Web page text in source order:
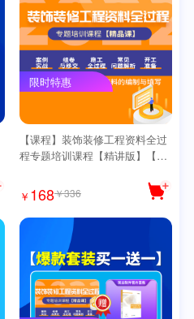
限时特惠
【课程】装饰装修工程资料全过
程专题培训课程【精讲版】【送
￥ 168￥336